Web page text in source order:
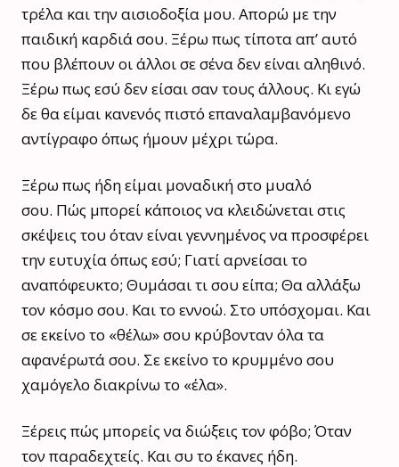
τρέλα και την αισιοδοξία μου. Απορώ με την
παιδική καρδιά σου. Ξέρω πως τίποτα απ’ αυτό
που βλέπουν οι άλλοι σε σένα δεν είναι αληθινό.
Ξέρω πως εσύ δεν είσαι σαν τους άλλους. Κι εγώ
δε θα είμαι κανενός πιστό επαναλαμβανόμενο
αντίγραφο όπως ήμουν μέχρι τώρα.
Ξέρω πως ήδη είμαι μοναδική στο μυαλό
σου. Πώς μπορεί κάποιος να κλειδώνεται στις
σκέψεις του όταν είναι γεννημένος να προσφέρει
την ευτυχία όπως εσύ; Γιατί αρνείσαι το
αναπόφευκτο; Θυμάσαι τι σου είπα; Θα αλλάξω
τον κόσμο σου. Και το εννοώ. Στο υπόσχομαι. Και
σε εκείνο το «θέλω» σου κρύβονταν όλα τα
αφανέρωτά σου. Σε εκείνο το κρυμμένο σου
χαμόγελο διακρίνω το «έλα».
Ξέρεις πώς μπορείς να διώξεις τον φόβο; Όταν
τον παραδεχτείς. Και συ το έκανες ήδη.